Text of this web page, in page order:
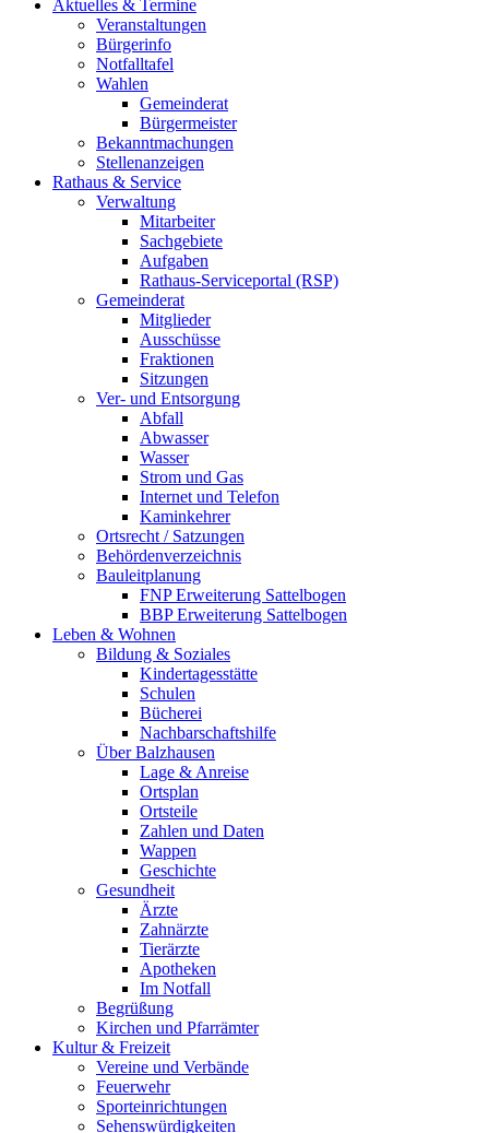
Aktuelles & Termine
Veranstaltungen
Bürgerinfo
Notfalltafel
Wahlen
Gemeinderat
Bürgermeister
Bekanntmachungen
Stellenanzeigen
Rathaus & Service
Verwaltung
Mitarbeiter
Sachgebiete
Aufgaben
Rathaus-Serviceportal (RSP)
Gemeinderat
Mitglieder
Ausschüsse
Fraktionen
Sitzungen
Ver- und Entsorgung
Abfall
Abwasser
Wasser
Strom und Gas
Internet und Telefon
Kaminkehrer
Ortsrecht / Satzungen
Behördenverzeichnis
Bauleitplanung
FNP Erweiterung Sattelbogen
BBP Erweiterung Sattelbogen
Leben & Wohnen
Bildung & Soziales
Kindertagesstätte
Schulen
Bücherei
Nachbarschaftshilfe
Über Balzhausen
Lage & Anreise
Ortsplan
Ortsteile
Zahlen und Daten
Wappen
Geschichte
Gesundheit
Ärzte
Zahnärzte
Tierärzte
Apotheken
Im Notfall
Begrüßung
Kirchen und Pfarrämter
Kultur & Freizeit
Vereine und Verbände
Feuerwehr
Sporteinrichtungen
Sehenswürdigkeiten